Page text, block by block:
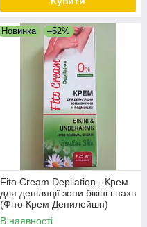
Новинка –52%
Fito Cream Depilation - Крем
для депіляції зони бікіні і пахв
(Фіто Крем Депилейшн)
Дніпро
В наявності